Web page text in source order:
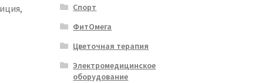
Спорт
ФитОмега
Цветочная терапия
Электромедицинское
оборудование